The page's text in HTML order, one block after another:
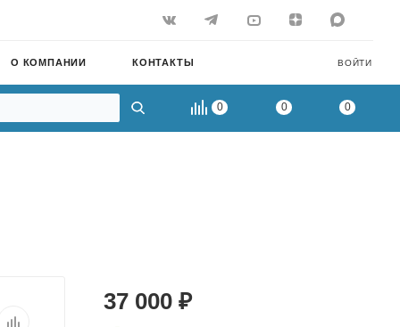
ВОЙТИ
О КОМПАНИИ КОНТАКТЫ
0 0 0
37 000 ₽